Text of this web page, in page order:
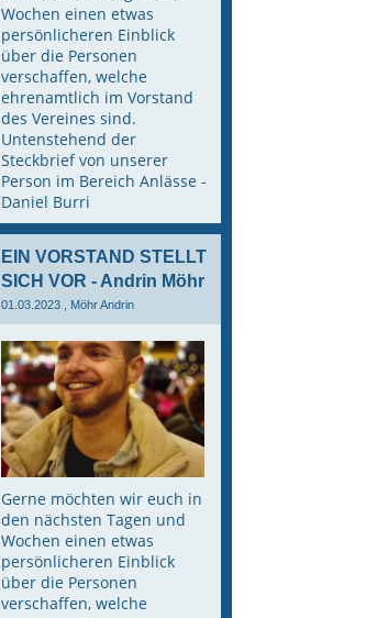
Wochen einen etwas
persönlicheren Einblick
über die Personen
verschaffen, welche
ehrenamtlich im Vorstand
des Vereines sind.
Untenstehend der
Steckbrief von unserer
Person im Bereich Anlässe -
Daniel Burri
EIN VORSTAND STELLT
SICH VOR - Andrin Möhr
01.03.2023 , Möhr Andrin
Gerne möchten wir euch in
den nächsten Tagen und
Wochen einen etwas
persönlicheren Einblick
über die Personen
verschaffen, welche